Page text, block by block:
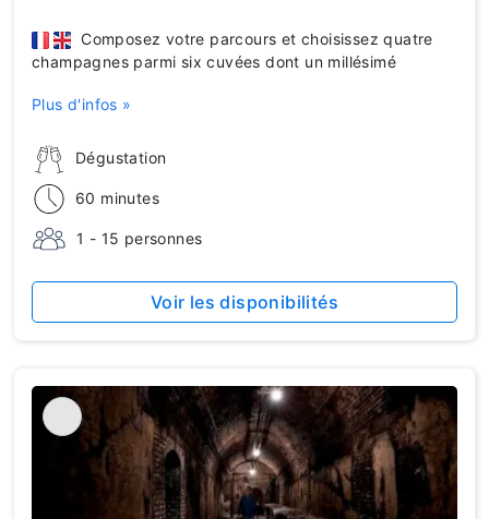
Dégustation
60 minutes
1 - 15 personnes
Composez votre parcours et choisissez quatre
champagnes parmi six cuvées dont un millésimé
Plus d'infos »
Voir les disponibilités